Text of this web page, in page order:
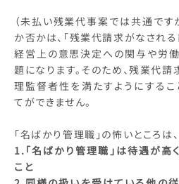
（未払い残業代事案では共通です
か否かは、「残業代請求がなされ
経営上の意思決定への関与や労
題になります。そのため、残業代
理監督者性を満たすようにするこ
てができません。
「名ばかり管理職」の怖いところは、
1.「名ばかり管理職」は待遇が高
こと